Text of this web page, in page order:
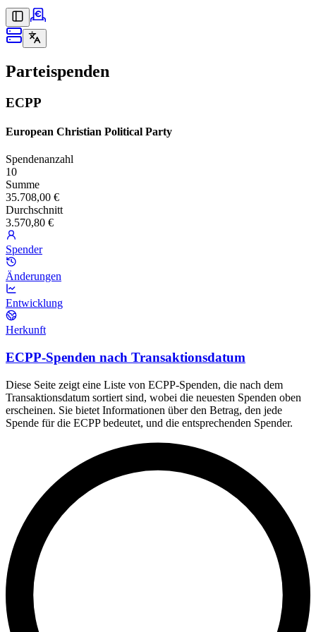
Parteispenden
ECPP
European Christian Political Party
Spendenanzahl
10
Summe
35.708,00 €
Durchschnitt
3.570,80 €
Spender
Änderungen
Entwicklung
Herkunft
ECPP-Spenden nach Transaktionsdatum
Diese Seite zeigt eine Liste von ECPP-Spenden, die nach dem
Transaktionsdatum sortiert sind, wobei die neuesten Spenden oben
erscheinen. Sie bietet Informationen über den Betrag, den jede
Spende für die ECPP bedeutet, und die entsprechenden Spender.